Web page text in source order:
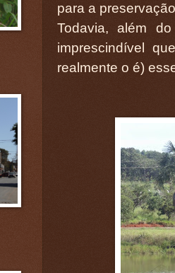
para a
Todavia, além
imprescindível
realmente o é)